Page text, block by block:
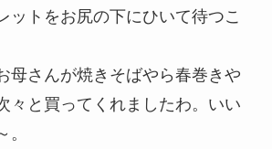
ットをお尻の下にひいて待つこ
母さんが焼きそばやら春巻きや
々と買ってくれましたわ。いい